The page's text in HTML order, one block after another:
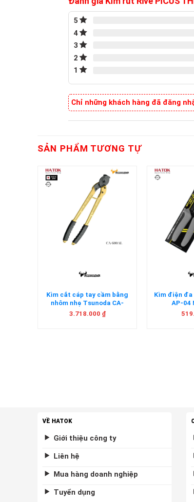
5
4
3
2
1
Chỉ những khách hàng đã đăng
SẢN PHẨM TƯƠNG TỰ
Kìm cắt cáp tay cầm bằng
nhôm nhẹ Tsunoda CA-
600AL Nhật Bản
3.718.000 ₫
Kìm điện đa
AP-04
VỀ HATOK
Giới thiệu công ty
Liên hệ
Mua hàng doanh nghiệp
Tuyển dụng